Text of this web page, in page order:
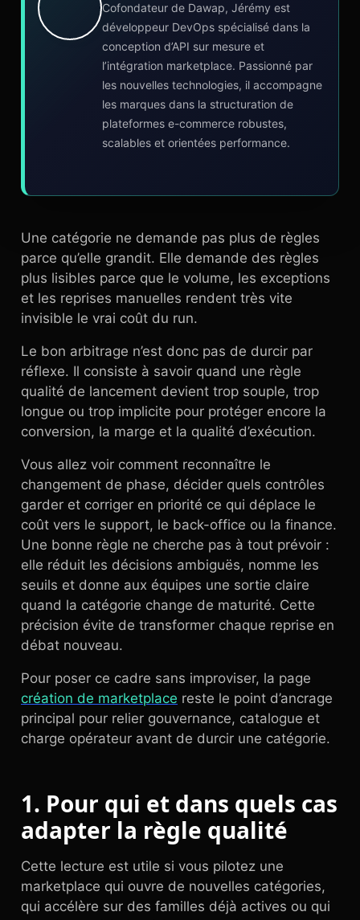
Cofondateur de Dawap, Jérémy est
développeur DevOps spécialisé dans la
conception d’API sur mesure et
l’intégration marketplace. Passionné par
les nouvelles technologies, il accompagne
les marques dans la structuration de
plateformes e-commerce robustes,
scalables et orientées performance.
Une catégorie ne demande pas plus de règles
parce qu’elle grandit. Elle demande des règles
plus lisibles parce que le volume, les exceptions
et les reprises manuelles rendent très vite
invisible le vrai coût du run.
Le bon arbitrage n’est donc pas de durcir par
réflexe. Il consiste à savoir quand une règle
qualité de lancement devient trop souple, trop
longue ou trop implicite pour protéger encore la
conversion, la marge et la qualité d’exécution.
Vous allez voir comment reconnaître le
changement de phase, décider quels contrôles
garder et corriger en priorité ce qui déplace le
coût vers le support, le back-office ou la finance.
Une bonne règle ne cherche pas à tout prévoir :
elle réduit les décisions ambiguës, nomme les
seuils et donne aux équipes une sortie claire
quand la catégorie change de maturité. Cette
précision évite de transformer chaque reprise en
débat nouveau.
Pour poser ce cadre sans improviser, la page
création de marketplace reste le point d’ancrage
principal pour relier gouvernance, catalogue et
charge opérateur avant de durcir une catégorie.
1. Pour qui et dans quels cas
adapter la règle qualité
Cette lecture est utile si vous pilotez une
marketplace qui ouvre de nouvelles catégories,
qui accélère sur des familles déjà actives ou qui